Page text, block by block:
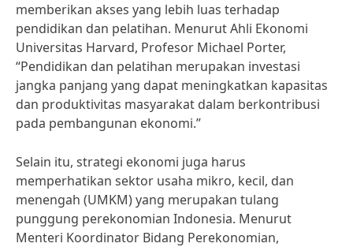
memberikan akses yang lebih luas terhadap
pendidikan dan pelatihan. Menurut Ahli Ekonomi
Universitas Harvard, Profesor Michael Porter,
“Pendidikan dan pelatihan merupakan investasi
jangka panjang yang dapat meningkatkan kapasitas
dan produktivitas masyarakat dalam berkontribusi
pada pembangunan ekonomi.”
Selain itu, strategi ekonomi juga harus
memperhatikan sektor usaha mikro, kecil, dan
menengah (UMKM) yang merupakan tulang
punggung perekonomian Indonesia. Menurut
Menteri Koordinator Bidang Perekonomian,